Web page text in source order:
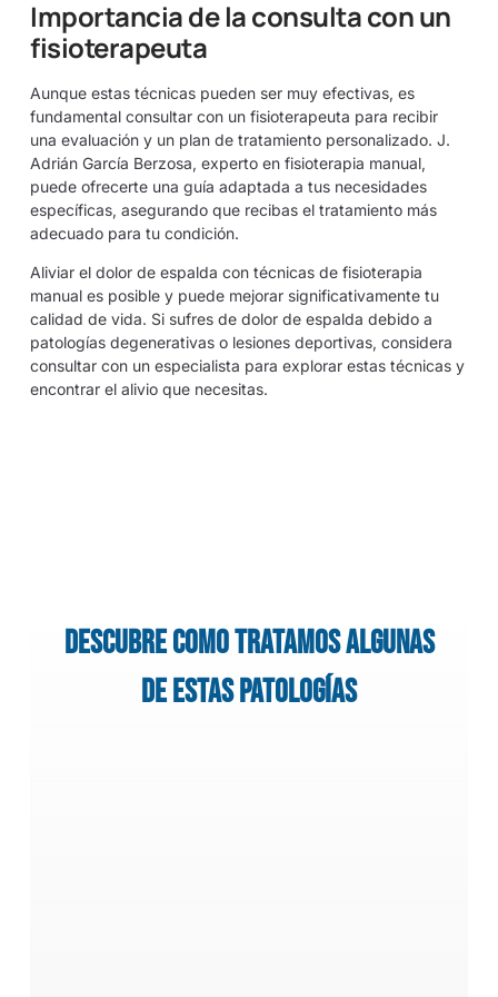
Importancia de la consulta con un
fisioterapeuta
Aunque estas técnicas pueden ser muy efectivas, es
fundamental consultar con un fisioterapeuta para recibir
una evaluación y un plan de tratamiento personalizado. J.
Adrián García Berzosa, experto en fisioterapia manual,
puede ofrecerte una guía adaptada a tus necesidades
específicas, asegurando que recibas el tratamiento más
adecuado para tu condición.
Aliviar el dolor de espalda con técnicas de fisioterapia
manual es posible y puede mejorar significativamente tu
calidad de vida. Si sufres de dolor de espalda debido a
patologías degenerativas o lesiones deportivas, considera
consultar con un especialista para explorar estas técnicas y
encontrar el alivio que necesitas.
Descubre como tratamos algunas
de estas patologías